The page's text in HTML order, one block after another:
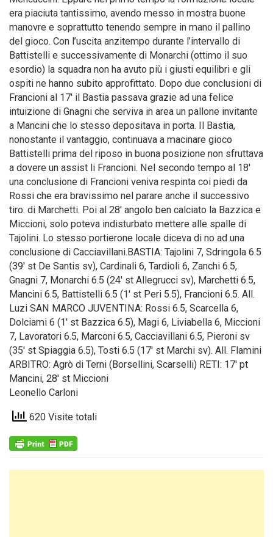
era piaciuta tantissimo, avendo messo in mostra buone
manovre e soprattutto tenendo sempre in mano il pallino
del gioco. Con l’uscita anzitempo durante l’intervallo di
Battistelli e successivamente di Monarchi (ottimo il suo
esordio) la squadra non ha avuto più i giusti equilibri e gli
ospiti ne hanno subito approfittato. Dopo due conclusioni di
Francioni al 17′ il Bastia passava grazie ad una felice
intuizione di Gnagni che serviva in area un pallone invitante
a Mancini che lo stesso depositava in porta. Il Bastia,
nonostante il vantaggio, continuava a macinare gioco
Battistelli prima del riposo in buona posizione non sfruttava
a dovere un assist li Francioni. Nel secondo tempo al 18′
una conclusione di Francioni veniva respinta coi piedi da
Rossi che era bravissimo nel parare anche il successivo
tiro. di Marchetti. Poi al 28′ angolo ben calciato la Bazzica e
Miccioni, solo poteva indisturbato mettere alle spalle di
Tajolini. Lo stesso portierone locale diceva di no ad una
conclusione di Cacciavillani.BASTIA: Tajolini 7, Sdringola 6.5
(39′ st De Santis sv), Cardinali 6, Tardioli 6, Zanchi 6.5,
Gnagni 7, Monarchi 6.5 (24′ st Allegrucci sv), Marchetti 6.5,
Mancini 6.5, Battistelli 6.5 (1′ st Peri 5.5), Francioni 6.5. All.
Luzi SAN MARCO JUVENTINA: Rossi 6.5, Scarcella 6,
Dolciami 6 (1′ st Bazzica 6.5), Magi 6, Liviabella 6, Miccioni
7, Lavoratori 6.5, Marconi 6.5, Cacciavillani 6.5, Pieroni sv
(35′ st Spiaggia 6.5), Tosti 6.5 (17′ st Marchi sv). All. Flamini
ARBITRO: Agrò di Terni (Borsellini, Scarselli) RETI: 17′ pt
Mancini, 28′ st Miccioni
Leonello Carloni
620 Visite totali